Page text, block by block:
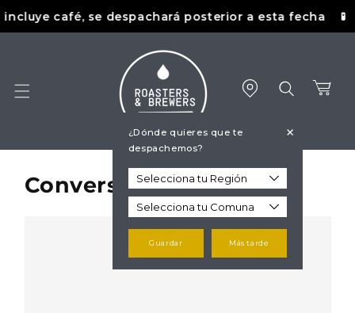
directamente
al contenido
café, se despachará posterior a esta fecha
¿Dónde quieres que te
despachemos?
+
Guardar Más tarde
Conversemos